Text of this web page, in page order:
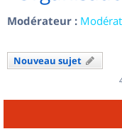
Modérateur :
Nouveau sujet